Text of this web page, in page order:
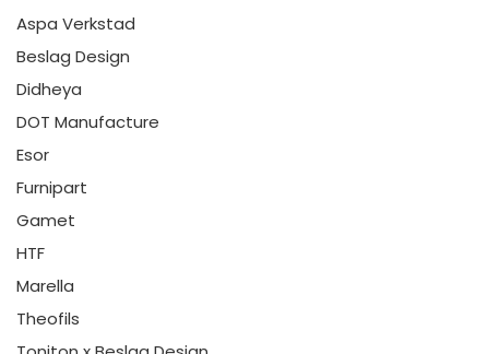
Aspa Verkstad
Beslag Design
Didheya
DOT Manufacture
Esor
Furnipart
Gamet
HTF
Marella
Theofils